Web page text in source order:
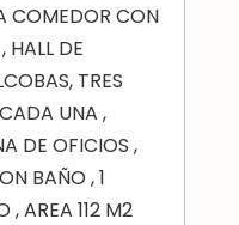
COMEDOR CON
HALL DE
TRES
UNA ,
DE OFICIOS ,
BAÑO , 1
, AREA 112 M2